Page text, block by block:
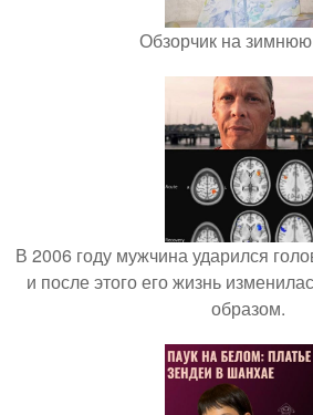
Обзорчик на зимнюю
В 2006 году мужчина ударился
и после этого его жизнь
образом.